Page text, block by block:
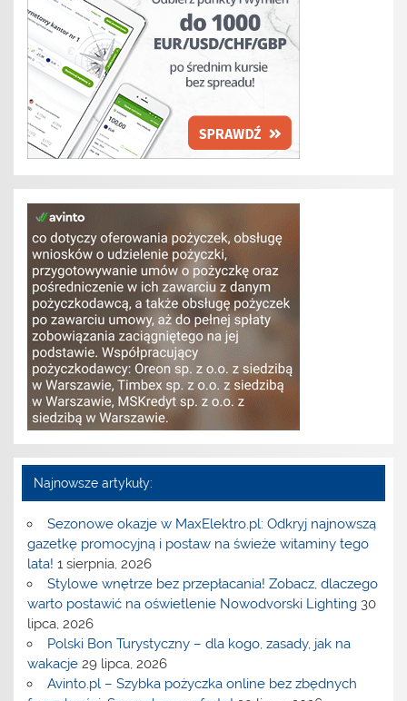
Najnowsze artykuły:
Sezonowe okazje w MaxElektro.pl: Odkryj najnowszą
gazetkę promocyjną i postaw na świeże witaminy tego
lata! 1 sierpnia, 2026
Stylowe wnętrze bez przepłacania! Zobacz, dlaczego
warto postawić na oświetlenie Nowodvorski Lighting 30
lipca, 2026
Polski Bon Turystyczny – dla kogo, zasady, jak na
wakacje 29 lipca, 2026
Avinto.pl – Szybka pożyczka online bez zbędnych